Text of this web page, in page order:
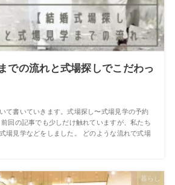
での流れと式場探しでこだわっ
て書いていきます。式場探し〜式場見学の予約
回の記事でも少しだけ触れていますが、私たち
場見学などをしました。 どのような流れで式場
暮らし